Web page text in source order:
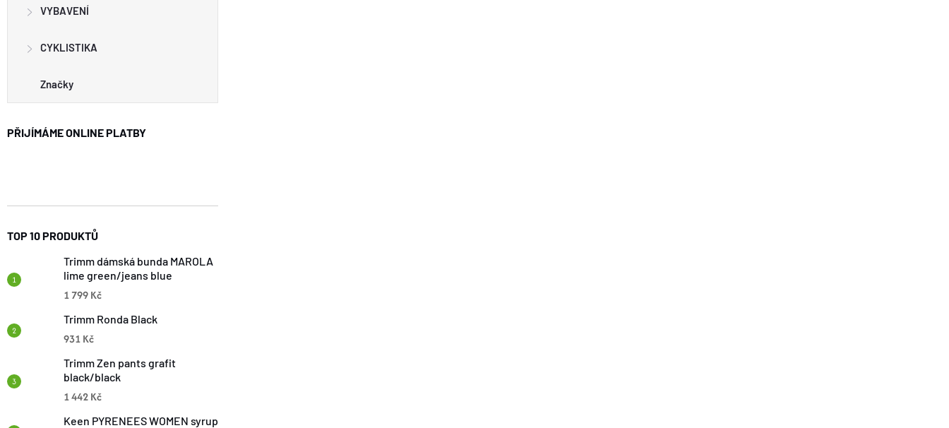
E
VYBAVENÍ
CYKLISTIKA
Značky
PŘIJÍMÁME ONLINE PLATBY
TOP 10 PRODUKTŮ
Trimm dámská bunda MAROLA
lime green/jeans blue
1 799 Kč
Trimm Ronda Black
931 Kč
Trimm Zen pants grafit
black/black
1 442 Kč
Keen PYRENEES WOMEN syrup